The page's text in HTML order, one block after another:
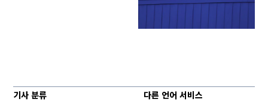
기사 분류 다른 언어 서비스